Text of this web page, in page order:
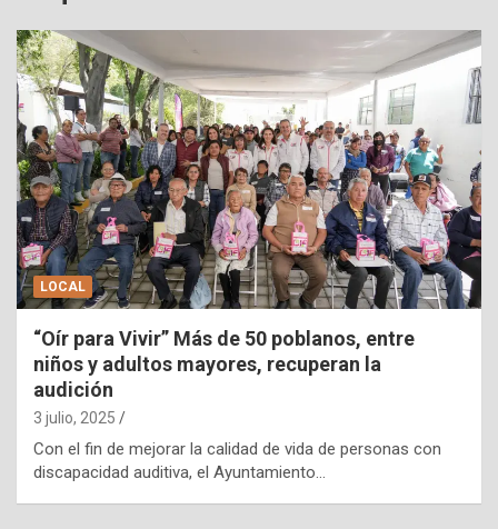
LOCAL
“Oír para Vivir” Más de 50 poblanos, entre
niños y adultos mayores, recuperan la
audición
3 julio, 2025
Con el fin de mejorar la calidad de vida de personas con
discapacidad auditiva, el Ayuntamiento…